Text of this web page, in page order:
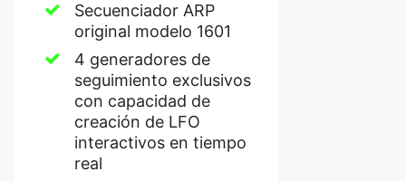
Secuenciador ARP
original modelo 1601
4 generadores de
seguimiento exclusivos
con capacidad de
creación de LFO
interactivos en tiempo
real